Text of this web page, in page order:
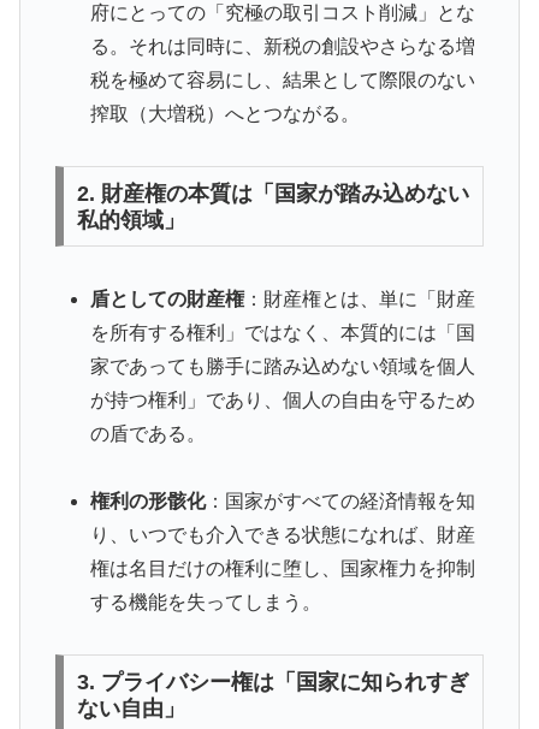
府にとっての「究極の取引コスト削減」とな
る。それは同時に、新税の創設やさらなる増
税を極めて容易にし、結果として際限のない
搾取（大増税）へとつながる。
2. 財産権の本質は「国家が踏み込めない
私的領域」
盾としての財産権：財産権とは、単に「財産
を所有する権利」ではなく、本質的には「国
家であっても勝手に踏み込めない領域を個人
が持つ権利」であり、個人の自由を守るため
の盾である。
権利の形骸化：国家がすべての経済情報を知
り、いつでも介入できる状態になれば、財産
権は名目だけの権利に堕し、国家権力を抑制
する機能を失ってしまう。
3. プライバシー権は「国家に知られすぎ
ない自由」